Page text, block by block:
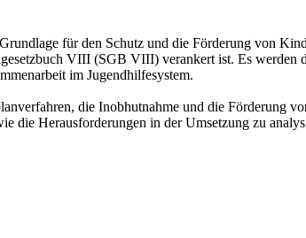
für den Schutz und die Förderung von
VIII (SGB VIII) verankert ist. Es
im Jugendhilfesystem.
die Inobhutnahme und die Förderung
die Herausforderungen in der Umsetzung zu